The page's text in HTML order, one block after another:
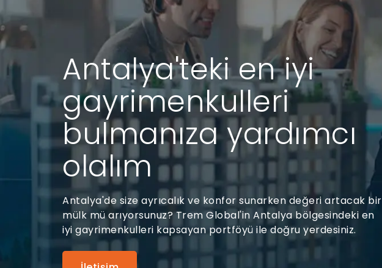
Antalya'teki en iyi
gayrimenkulleri
bulmanıza yardımcı
olalım
Antalya'de size ayrıcalık ve konfor sunarken değeri artacak bir
mülk mü arıyorsunuz? Trem Global'in Antalya bölgesindeki en
iyi gayrimenkulleri kapsayan portföyü ile doğru yerdesiniz.